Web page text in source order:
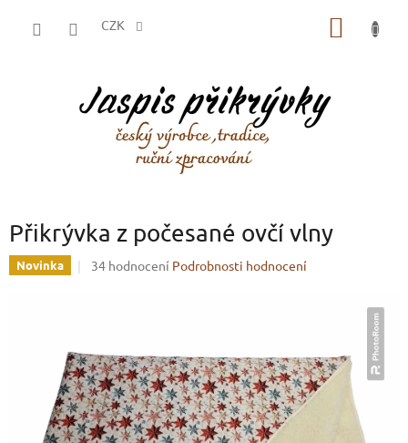
CZK
Přikrývka z počesané ovčí vlny
Novinka
Průměrné
z
5
hvězdiček.
34 hodnocení Podrobnosti hodnocení